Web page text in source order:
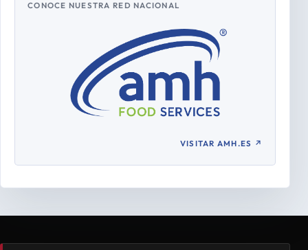
CONOCE NUESTRA RED NACIONAL
VISITAR AMH.ES ↗